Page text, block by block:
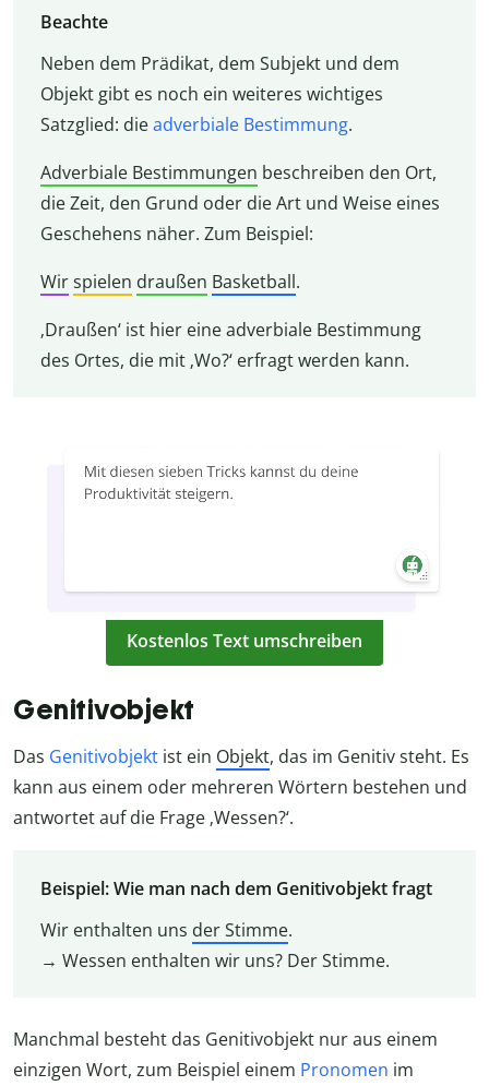
Beachte
Neben dem Prädikat, dem Subjekt und dem
Objekt gibt es noch ein weiteres wichtiges
Satzglied: dieadverbiale Bestimmung.
Adverbiale Bestimmungen beschreiben den Ort,
die Zeit, den Grund oder die Art und Weise eines
Geschehens näher. Zum Beispiel:
Wirspielen draußen Basketball.
‚Draußen‘ ist hier eine adverbiale Bestimmung
des Ortes, die mit ‚Wo?‘ erfragt werden kann.
Kostenlos Text umschreiben
Genitivobjekt
Das Genitivobjekt ist ein Objekt, das im Genitiv steht. Es
kann aus einem oder mehreren Wörtern bestehen und
antwortet auf die Frage ‚Wessen?‘.
Beispiel: Wie man nach dem Genitivobjekt fragt
Wir enthalten uns der Stimme.
→ Wessen enthalten wir uns? Der Stimme.
Manchmal besteht das Genitivobjekt nur aus einem
einzigen Wort, zum Beispiel einem Pronomen im